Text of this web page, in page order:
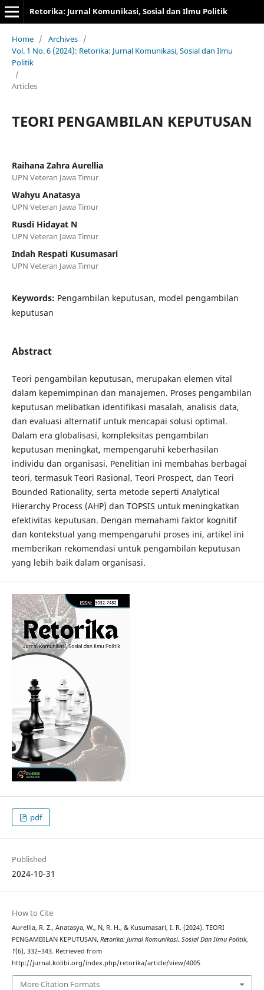
Retorika: Jurnal Komunikasi, Sosial dan Ilmu Politik
Home / Archives /
Vol. 1 No. 6 (2024): Retorika: Jurnal Komunikasi, Sosial dan Ilmu
Politik
/
Articles
TEORI PENGAMBILAN KEPUTUSAN
Raihana Zahra Aurellia
UPN Veteran Jawa Timur
Wahyu Anatasya
UPN Veteran Jawa Timur
Rusdi Hidayat N
UPN Veteran Jawa Timur
Indah Respati Kusumasari
UPN Veteran Jawa Timur
Keywords: Pengambilan keputusan, model pengambilan
keputusan
Abstract
Teori pengambilan keputusan, merupakan elemen vital
dalam kepemimpinan dan manajemen. Proses pengambilan
keputusan melibatkan identifikasi masalah, analisis data,
dan evaluasi alternatif untuk mencapai solusi optimal.
Dalam era globalisasi, kompleksitas pengambilan
keputusan meningkat, mempengaruhi keberhasilan
individu dan organisasi. Penelitian ini membahas berbagai
teori, termasuk Teori Rasional, Teori Prospect, dan Teori
Bounded Rationality, serta metode seperti Analytical
Hierarchy Process (AHP) dan TOPSIS untuk meningkatkan
efektivitas keputusan. Dengan memahami faktor kognitif
dan kontekstual yang mempengaruhi proses ini, artikel ini
memberikan rekomendasi untuk pengambilan keputusan
yang lebih baik dalam organisasi.
pdf
Published
2024-10-31
How to Cite
Aurellia, R. Z., Anatasya, W., N, R. H., & Kusumasari, I. R. (2024). TEORI
PENGAMBILAN KEPUTUSAN. Retorika: Jurnal Komunikasi, Sosial Dan Ilmu Politik,
1(6), 332–343. Retrieved from
http://jurnal.kolibi.org/index.php/retorika/article/view/4005
More Citation Formats